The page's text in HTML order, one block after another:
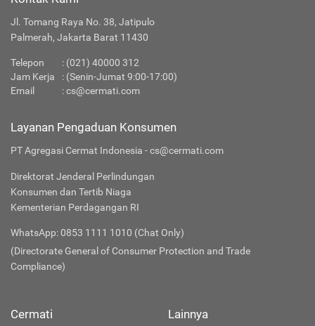
Jl. Tomang Raya No. 38, Jatipulo
Palmerah, Jakarta Barat 11430
Telepon : (021) 40000 312
Jam Kerja
: (Senin-Jumat 9:00-17:00)
Email
:cs@cermati.com
Layanan Pengaduan Konsumen
PT Agregasi Cermat Indonesia - cs@cermati.com
Direktorat Jenderal Perlindungan
Konsumen dan Tertib Niaga
Kementerian Perdagangan RI
WhatsApp: 0853 1111 1010 (Chat Only)
(Directorate General of Consumer Protection and Trade
Compliance)
Cermati Lainnya